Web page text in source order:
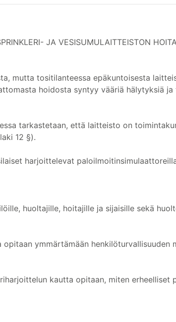
JA VESISUMULAITTEISTON
mutta tositilanteessa epäkuntoisesta
hoidosta syntyy vääriä hälytyksiä ja
tarkastetaan, että laitteisto on
12 §).
harjoittelevat
huoltajille, hoitajille ja sijaisille sekä
ymmärtämään henkilöturvallisuuden
kautta opitaan, miten erheelliset